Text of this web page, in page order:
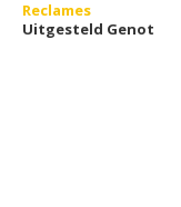
Reclames
Uitgesteld Genot